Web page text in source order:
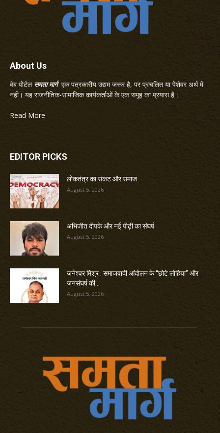
About Us
वेब पोर्टल समता मार्गएक पत्रकारीय उद्यम जरूर है, पर प्रचलित या पेशेवर अर्थ में
नहीं। यह राजनीतिक-सामाजिक कार्यकर्ताओं के एक समूह का प्रयास है।
Read More
EDITOR PICKS
लोकतंत्र का संकट और समाज
August 5, 2026
अभिजीत दीपके और नई पीढ़ी का संघर्ष
August 5, 2026
जनेश्वर मिश्र : समाजवादी आंदोलन के “छोटे लोहिया” और
जनसंघर्ष की...
August 5, 2026